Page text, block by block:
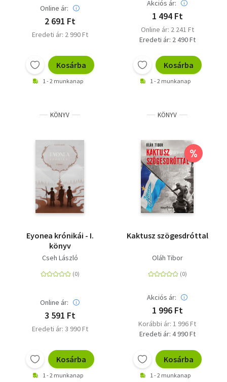
Online ár:
2 691 Ft
Eredeti ár: 2 990 Ft
Kosárba
1 - 2 munkanap
Akciós ár:
1 494 Ft
Online ár: 2 241 Ft
Eredeti ár: 2 490 Ft
Kosárba
1 - 2 munkanap
KÖNYV
Eyonea krónikái - I.
könyv
Cseh László
Online ár:
3 591 Ft
Eredeti ár: 3 990 Ft
Kosárba
1 - 2 munkanap
KÖNYV
%
Kaktusz szögesdróttal
Oláh Tibor
Akciós ár:
1 996 Ft
Korábbi ár: 1 996 Ft
Eredeti ár: 4 990 Ft
Kosárba
1 - 2 munkanap